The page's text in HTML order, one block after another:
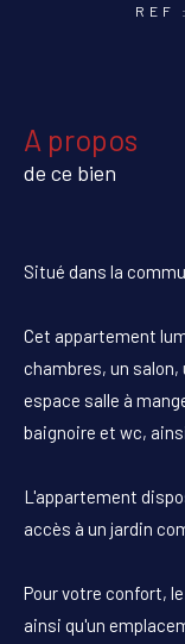
REF
a propos
de ce bien
Situé dans la
Cet appartement
chambres, un
espace salle à
baignoire et wc,
L'appartement
accès à un jardin
Pour votre confort,
ainsi qu'un